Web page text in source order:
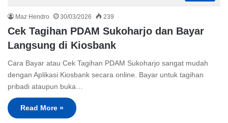
Maz Hendro 30/03/2026 239
Cek Tagihan PDAM Sukoharjo dan Bayar
Langsung di Kiosbank
Cara Bayar atau Cek Tagihan PDAM Sukoharjo sangat mudah
dengan Aplikasi Kiosbank secara online. Bayar untuk tagihan
pribadi ataupun buka…
Read More »